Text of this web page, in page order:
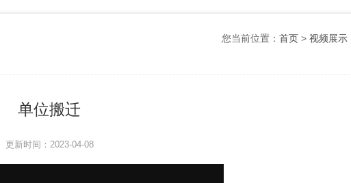
您当前位置： 首页> 视频展示
单位搬迁
更新时间：2023-04-08